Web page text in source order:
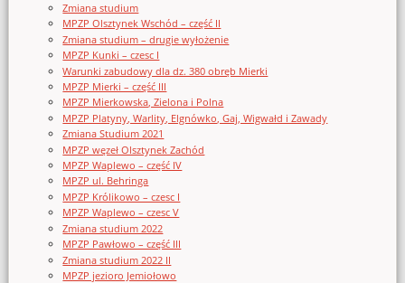
Zmiana studium
MPZP Olsztynek Wschód – część II
Zmiana studium – drugie wyłożenie
MPZP Kunki – czesc I
Warunki zabudowy dla dz. 380 obręb Mierki
MPZP Mierki – część III
MPZP Mierkowska, Zielona i Polna
MPZP Platyny, Warlity, Elgnówko, Gaj, Wigwałd i Zawady
Zmiana Studium 2021
MPZP węzeł Olsztynek Zachód
MPZP Waplewo – część IV
MPZP ul. Behringa
MPZP Królikowo – czesc I
MPZP Waplewo – czesc V
Zmiana studium 2022
MPZP Pawłowo – część III
Zmiana studium 2022 II
MPZP jezioro Jemiołowo